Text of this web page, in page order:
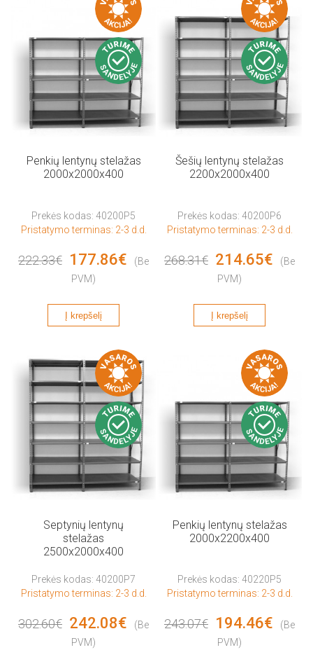
Penkių lentynų stelažas
2000x2000x400
Prekės kodas: 40200P5
Pristatymo terminas: 2-3 d.d.
222.33€ 177.86€
(Be
PVM)
Į krepšelį
Šešių lentynų stelažas
2200x2000x400
Prekės kodas: 40200P6
Pristatymo terminas: 2-3 d.d.
268.31€ 214.65€
(Be
PVM)
Į krepšelį
Septynių lentynų
stelažas
2500x2000x400
Prekės kodas: 40200P7
Pristatymo terminas: 2-3 d.d.
302.60€ 242.08€
(Be
PVM)
Penkių lentynų stelažas
2000x2200x400
Prekės kodas: 40220P5
Pristatymo terminas: 2-3 d.d.
243.07€ 194.46€
(Be
PVM)